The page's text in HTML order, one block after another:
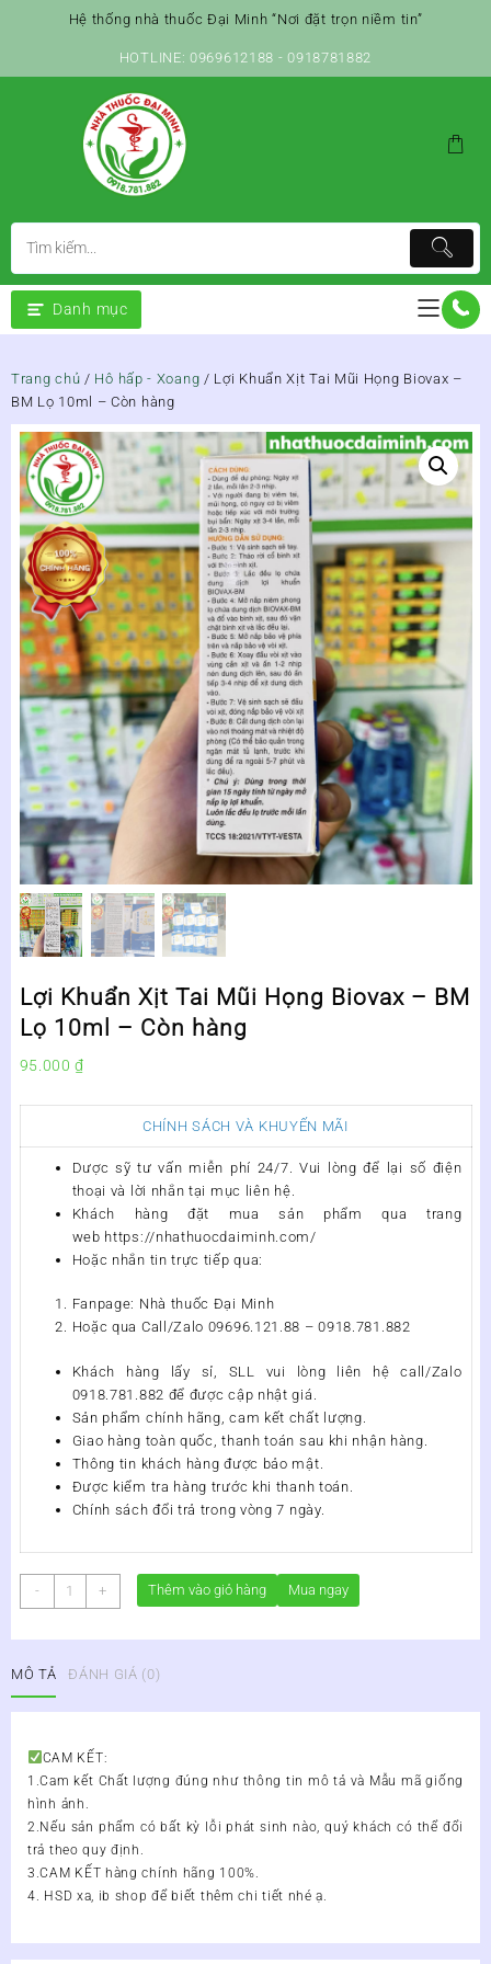
Hệ thống nhà thuốc Đại Minh “Nơi đặt trọn niềm tin”
HOTLINE: 0969612188 - 0918781882
Danh mục
Trang chủ / Hô hấp - Xoang / Lợi Khuẩn Xịt Tai Mũi Họng Biovax –
BM Lọ 10ml – Còn hàng
Lợi Khuẩn Xịt Tai Mũi Họng Biovax – BM
Lọ 10ml – Còn hàng
95.000₫
CHÍNH SÁCH VÀ KHUYẾN MÃI
Dược sỹ tư vấn miễn phí 24/7. Vui lòng để lại số điện
thoại và lời nhắn tại mục liên hệ.
Khách hàng đặt mua sản phẩm qua trang
web https://nhathuocdaiminh.com/
Hoặc nhắn tin trực tiếp qua:
Fanpage: Nhà thuốc Đại Minh
Hoặc qua Call/Zalo 09696.121.88 – 0918.781.882
Khách hàng lấy sỉ, SLL vui lòng liên hệ call/Zalo
0918.781.882 để được cập nhật giá.
Sản phẩm chính hãng, cam kết chất lượng.
Giao hàng toàn quốc, thanh toán sau khi nhận hàng.
Thông tin khách hàng được bảo mật.
Được kiểm tra hàng trước khi thanh toán.
Chính sách đổi trả trong vòng 7 ngày.
-
Lợi
Khuẩn
Mũi
Họng
10ml
+ Thêm vào giỏ hàng Mua ngay
MÔ TẢ ĐÁNH GIÁ (0)
CAM KẾT:
1.Cam kết Chất lượng đúng như thông tin mô tả và Mẫu mã giống
hình ảnh.
2.Nếu sản phẩm có bất kỳ lỗi phát sinh nào, quý khách có thể đổi
trả theo quy định.
3.CAM KẾT hàng chính hãng 100%.
4. HSD xa, ib shop để biết thêm chi tiết nhé ạ.